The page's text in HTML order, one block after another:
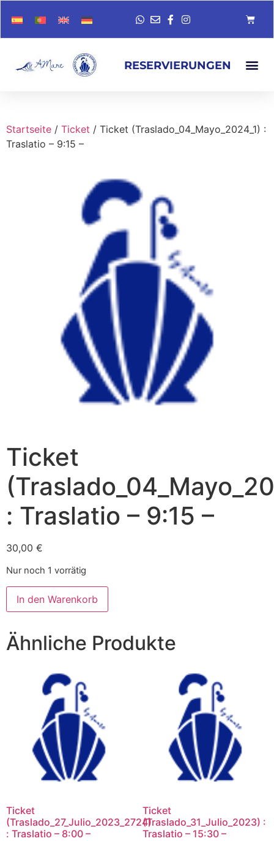
RESERVIERUNGEN
Startseite / Ticket / Ticket (Traslado_04_Mayo_2024_1) :
Traslatio – 9:15 –
Ticket
: Traslatio – 9:15 –
30,00 €
Nur noch 1 vorrätig
In den Warenkorb
Ähnliche Produkte
Ticket
(Traslado_27_Julio_2023_2724)
: Traslatio – 8:00 –
Ticket
(Traslado_31_Julio_2023) :
Traslatio – 15:30 –